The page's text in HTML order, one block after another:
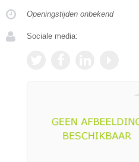
Openingstijden onbekend
Sociale media: